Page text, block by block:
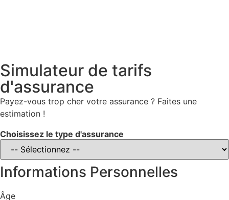
Simulateur de tarifs
d'assurance
Payez-vous trop cher votre assurance ? Faites une
estimation !
Choisissez le type d'assurance
Informations Personnelles
Âge